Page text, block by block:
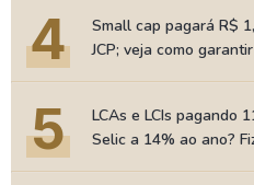
4
Small cap pagará R$
JCP; veja como garantir
5
LCAs e LCIs pagando
Selic a 14% ao ano?